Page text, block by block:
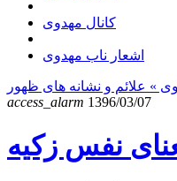
کانال مهدوی
اشعار ناب مهدوی
» علائم و نشانه های ظهور
access_alarm 1396/03/07
نفس زکیه